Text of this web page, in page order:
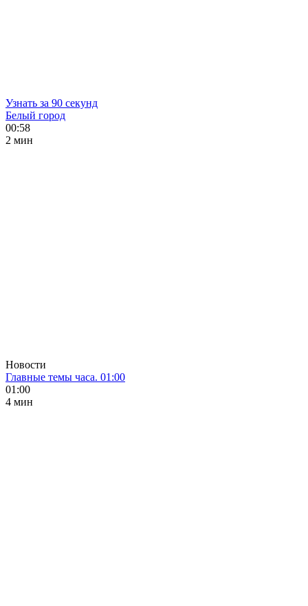
Узнать за 90 секунд
Белый город
00:58
2 мин
Новости
Главные темы часа. 01:00
01:00
4 мин